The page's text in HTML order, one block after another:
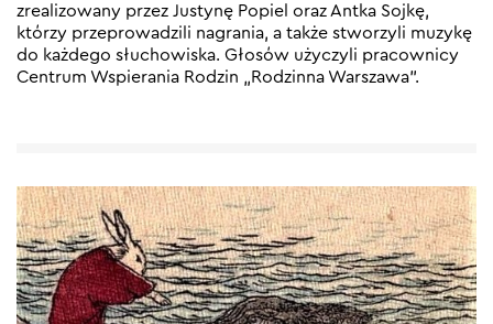
zrealizowany przez Justynę Popiel oraz Antka Sojkę,
którzy przeprowadzili nagrania, a także stworzyli muzykę
do każdego słuchowiska. Głosów użyczyli pracownicy
Centrum Wspierania Rodzin „Rodzinna Warszawa”.